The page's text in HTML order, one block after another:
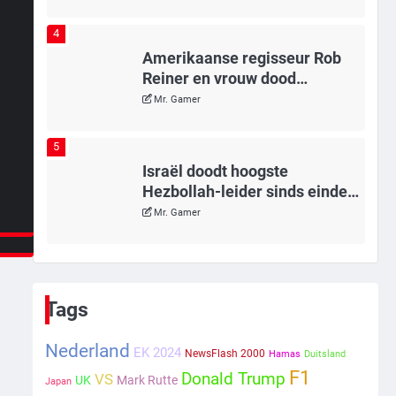
4
Amerikaanse regisseur Rob
Reiner en vrouw dood
gevonden in hun huis, eigen
Mr. Gamer
5
Israël doodt hoogste
Hezbollah-leider sinds einde
oorlog, samen met meerdere
Mr. Gamer
6
inwoners door Siem, ondanks
Tags
Nederland EK 2024 NewsFlash 2000 Hamas Duitsland
Japan UK VS Mark Rutte Donald Trump F1